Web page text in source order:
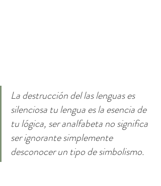
La destrucción del las lenguas es
silenciosa tu lengua es la esencia de
tu lógica, ser analfabeta no significa
ser ignorante simplemente
desconocer un tipo de simbolismo.